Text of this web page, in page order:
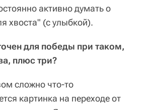
активно думать о
хвоста" (с улыбкой).
для победы при таком,
плюс три?
сложно что-то
картинка на переходе от